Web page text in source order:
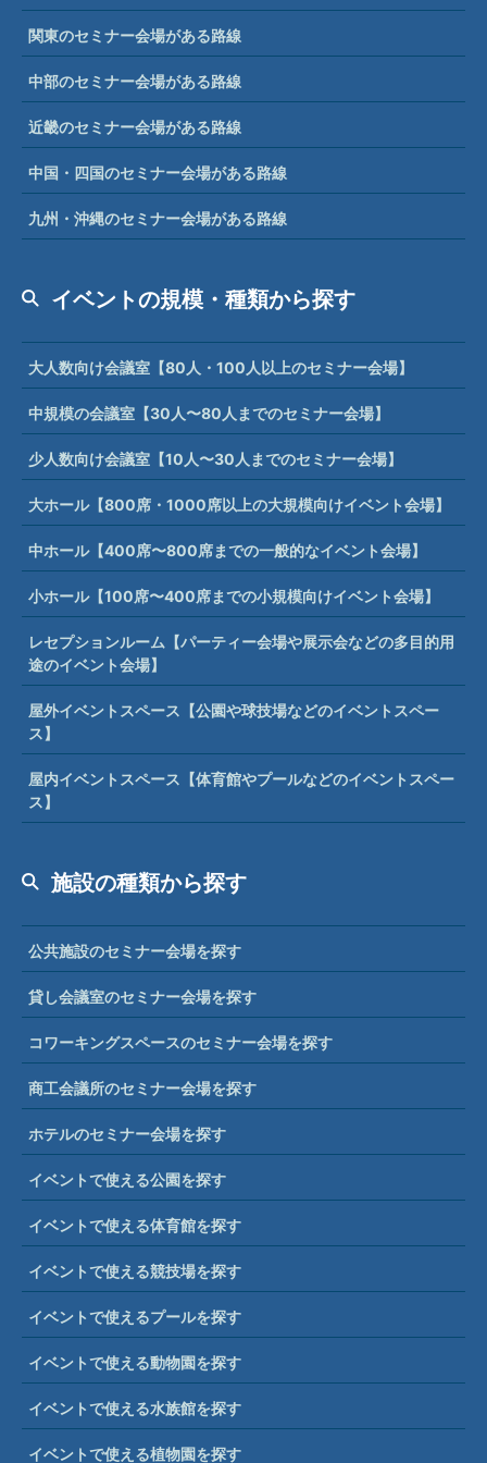
関東のセミナー会場がある路線
中部のセミナー会場がある路線
近畿のセミナー会場がある路線
中国・四国のセミナー会場がある路線
九州・沖縄のセミナー会場がある路線
イベントの規模・種類から探す
大人数向け会議室【80人・100人以上のセミナー会場】
中規模の会議室【30人〜80人までのセミナー会場】
少人数向け会議室【10人〜30人までのセミナー会場】
大ホール【800席・1000席以上の大規模向けイベント会場】
中ホール【400席〜800席までの一般的なイベント会場】
小ホール【100席〜400席までの小規模向けイベント会場】
レセプションルーム【パーティー会場や展示会などの多目的用
途のイベント会場】
屋外イベントスペース【公園や球技場などのイベントスペー
ス】
屋内イベントスペース【体育館やプールなどのイベントスペー
ス】
施設の種類から探す
公共施設のセミナー会場を探す
貸し会議室のセミナー会場を探す
コワーキングスペースのセミナー会場を探す
商工会議所のセミナー会場を探す
ホテルのセミナー会場を探す
イベントで使える公園を探す
イベントで使える体育館を探す
イベントで使える競技場を探す
イベントで使えるプールを探す
イベントで使える動物園を探す
イベントで使える水族館を探す
イベントで使える植物園を探す